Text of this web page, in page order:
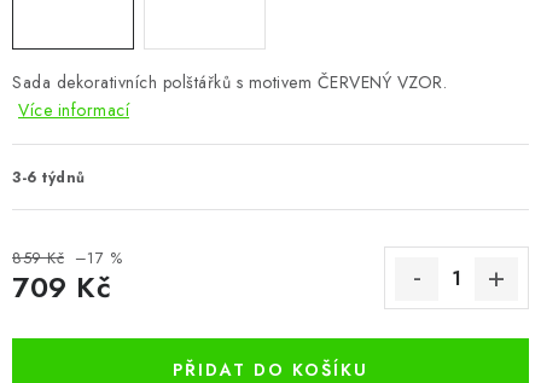
VÝPRODEJ
Vše o nákupu
Sada dekorativních polštářků s motivem ČERVENÝ VZOR.
Více informací
3-6 týdnů
859 Kč –17 %
709 Kč
PŘIDAT DO KOŠÍKU